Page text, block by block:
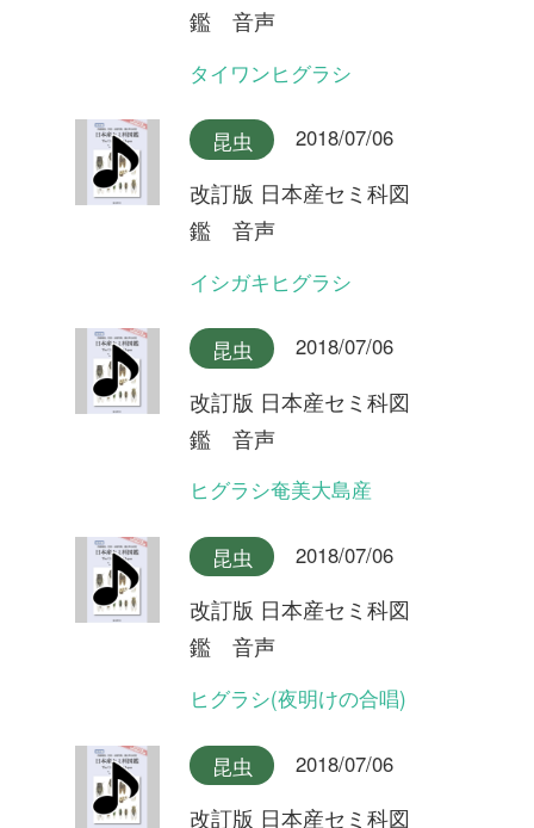
オキナワヒメハルゼミ
昆虫 2018/07/06
改訂版 日本産セミ科図
鑑 音声
ダイトウヒメハルゼミ
改訂版 日本産セミ科図
鑑 音声
ヒメハルゼミ奄美大島産
昆虫 2018/07/06
改訂版 日本産セミ科図
鑑 音声
ヒメハルゼミ(夕方の合唱)
昆虫 2018/07/06
改訂版 日本産セミ科図
昆虫 2018/07/06